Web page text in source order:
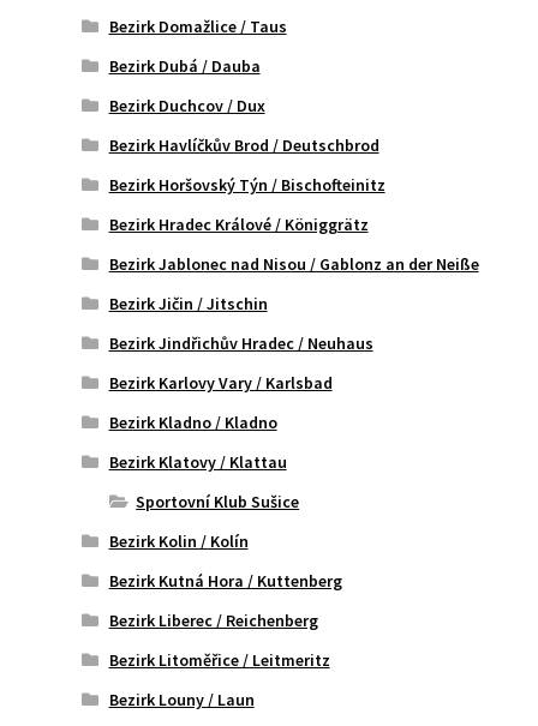
Bezirk Domažlice / Taus
Bezirk Dubá / Dauba
Bezirk Duchcov / Dux
Bezirk Havlíčkův Brod / Deutschbrod
Bezirk Horšovský Týn / Bischofteinitz
Bezirk Hradec Králové / Königgrätz
Bezirk Jablonec nad Nisou / Gablonz an der Neiße
Bezirk Jičin / Jitschin
Bezirk Jindřichův Hradec / Neuhaus
Bezirk Karlovy Vary / Karlsbad
Bezirk Kladno / Kladno
Bezirk Klatovy / Klattau
Sportovní Klub Sušice
Bezirk Kolin / Kolín
Bezirk Kutná Hora / Kuttenberg
Bezirk Liberec / Reichenberg
Bezirk Litoměřice / Leitmeritz
Bezirk Louny / Laun